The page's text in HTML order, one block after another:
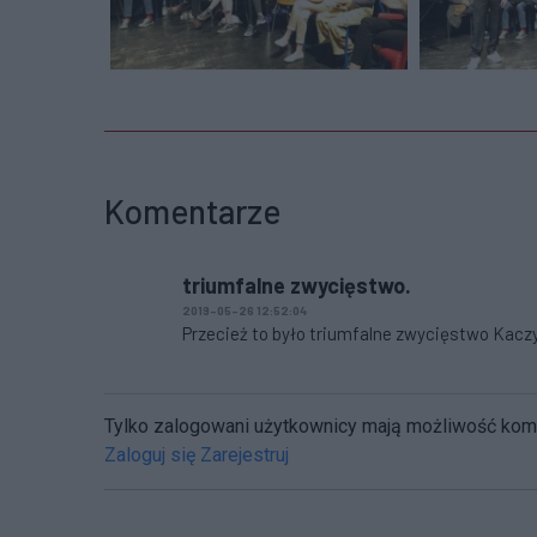
Komentarze
triumfalne zwycięstwo.
2019-05-26 12:52:04
Przecież to było triumfalne zwycięstwo
Tylko zalogowani użytkownicy mają możliwość
Zaloguj się Zarejestruj